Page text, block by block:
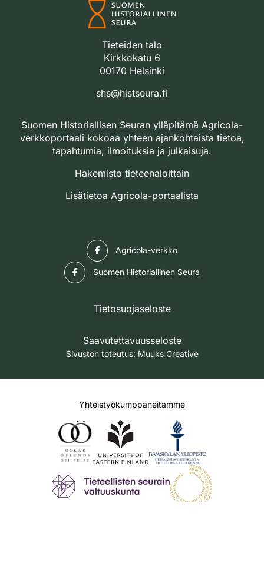
Tieteiden talo
Kirkkokatu 6
00170 Helsinki
shs@histseura.fi
Suomen Historiallisen Seuran ylläpitämä Agricola-
verkkoportaali kokoaa yhteen ajankohtaista tietoa,
tapahtumia, ilmoituksia ja julkaisuja.
Hakemisto tieteenaloittain
Lisätietoa Agricola-portaalista
Agricola-verkko
Suomen Historiallinen Seura
Tietosuojaseloste
Saavutettavuusseloste
Sivuston toteutus: Muuks Creative
Yhteistyökumppaneitamme